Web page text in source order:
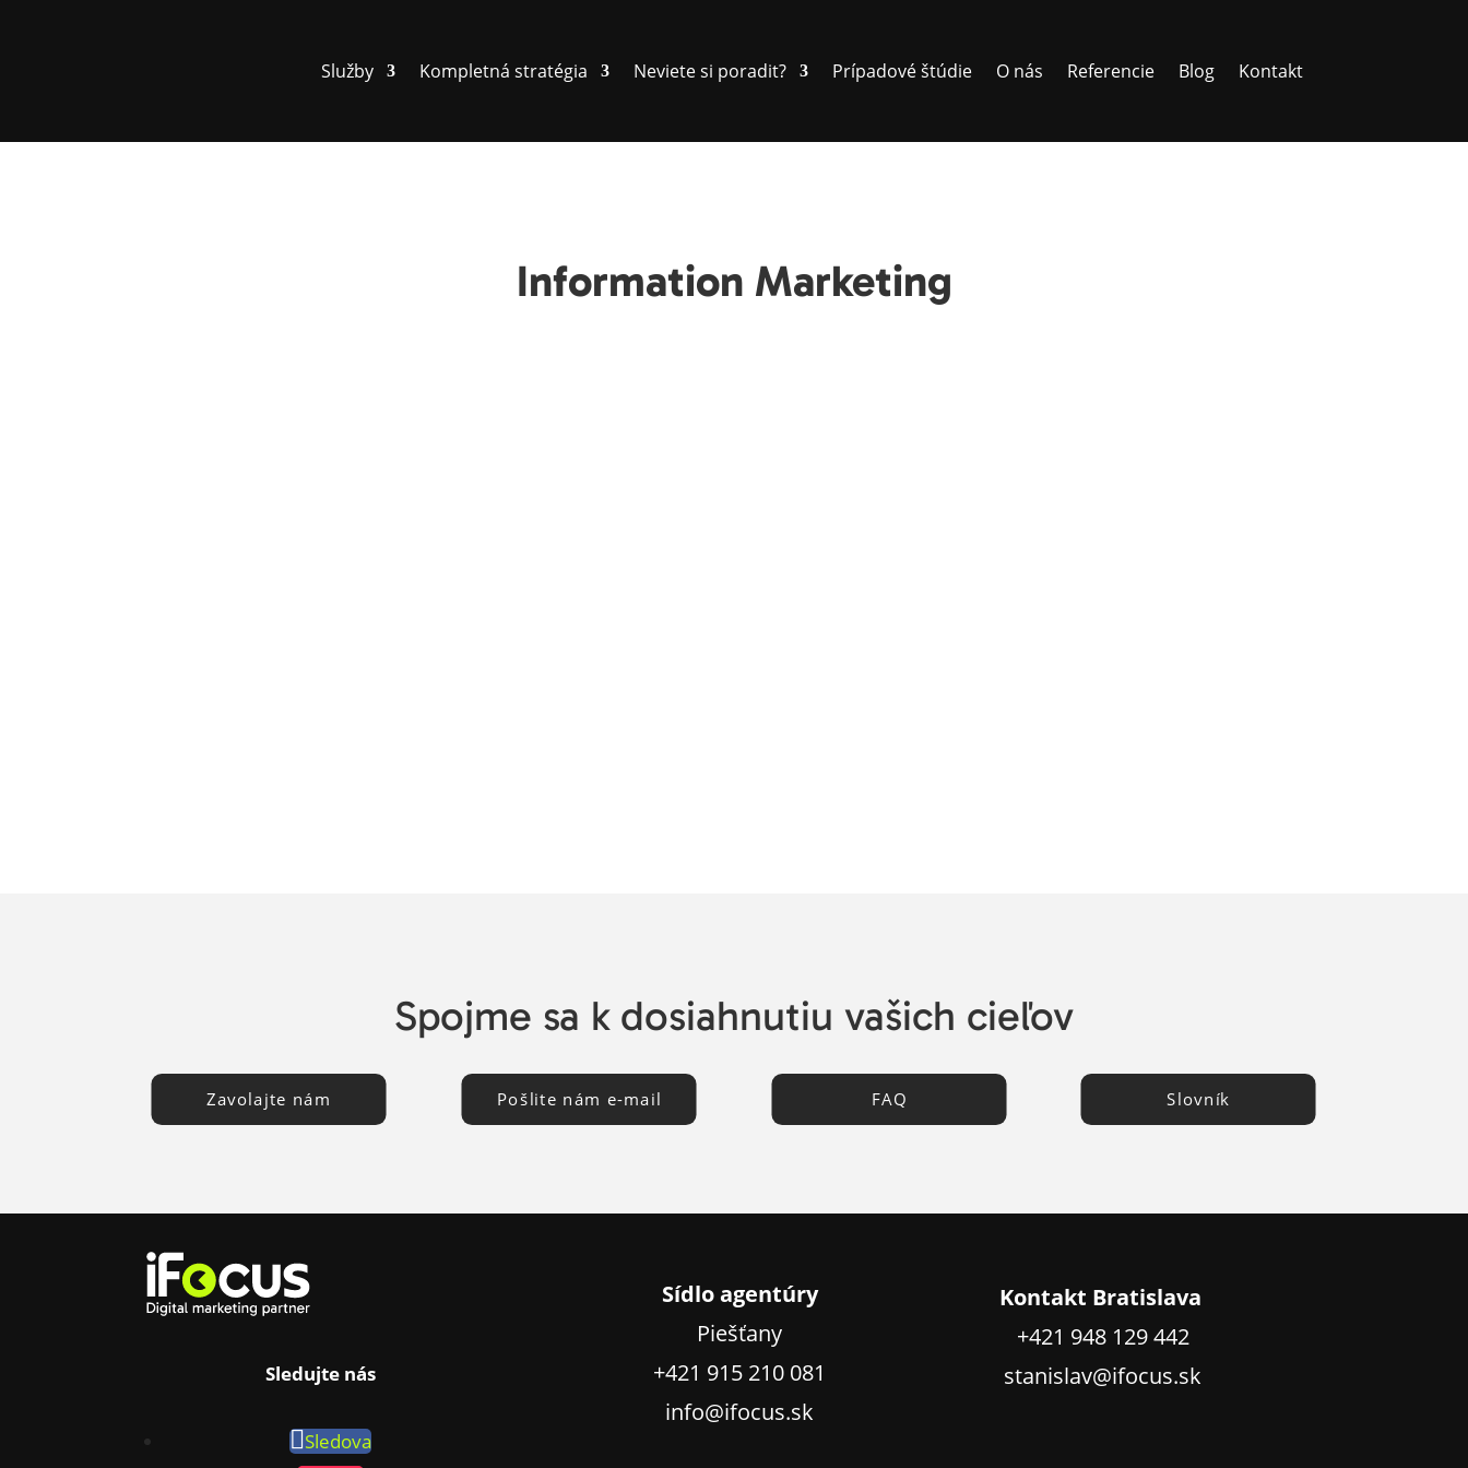
Služby Kompletná stratégia Neviete si poradit? Prípadové štúdie O nás Referencie Blog Kontakt
Information Marketing
Spojme sa k dosiahnutiu vašich cieľov
Zavolajte nám Pošlite nám e-mail FAQ Slovník
Sledujte nás
Sledova
Sídlo agentúry
Piešťany
+421 915 210 081
info@ifocus.sk
Kontakt Bratislava
+421 948 129 442
stanislav@ifocus.sk